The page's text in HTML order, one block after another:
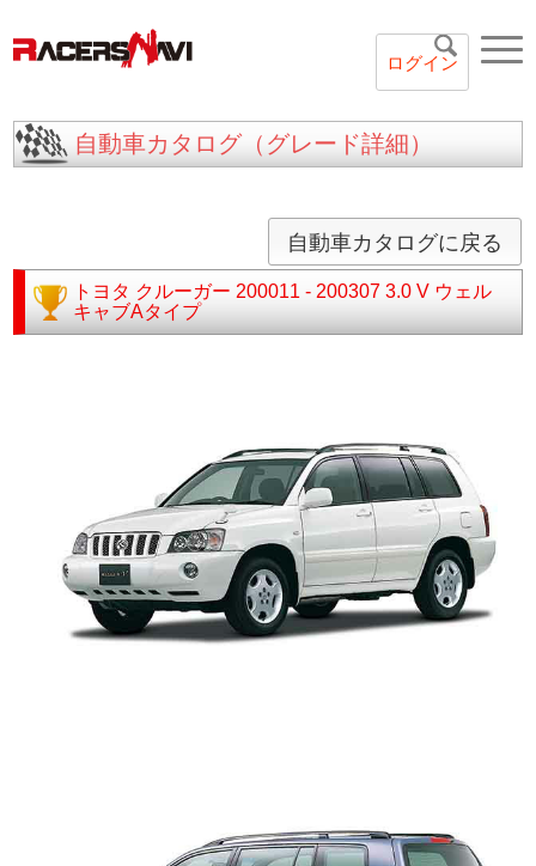
ログイン
自動車カタログ（グレード詳細）
自動車カタログに戻る
トヨタ クルーガー 200011 - 200307 3.0 V ウェル
キャブAタイプ